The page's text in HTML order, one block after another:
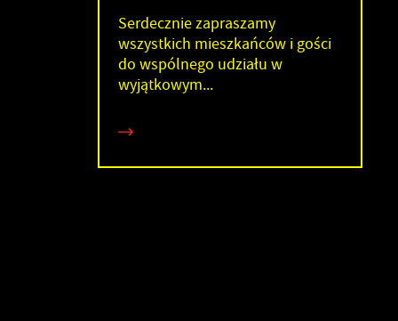
Serdecznie zapraszamy
wszystkich mieszkańców i gości
do wspólnego udziału w
wyjątkowym...